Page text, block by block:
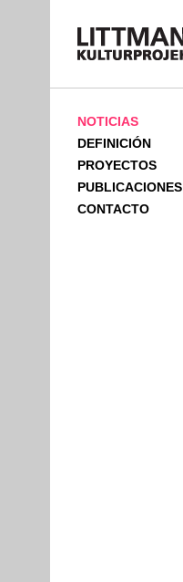
NOTICIAS
DEFINICIÓN
PROYECTOS
PUBLICACIONES
CONTACTO